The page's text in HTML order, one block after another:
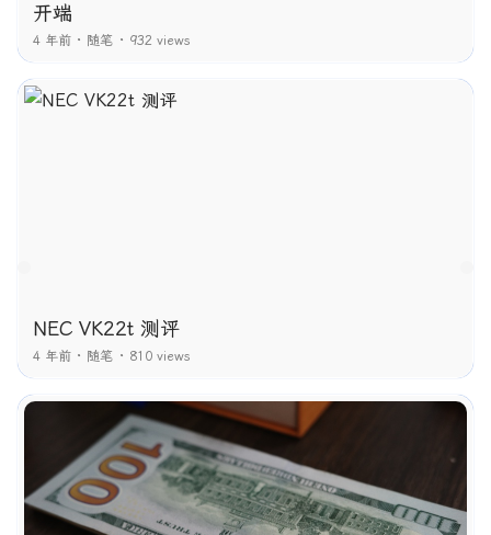
开端
4 年前 随笔 932 views
NEC VK22t 测评
4 年前 随笔 810 views